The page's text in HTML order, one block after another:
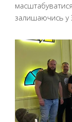
залишаючись у